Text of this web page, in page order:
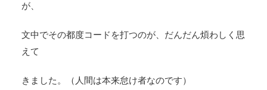
が、
文中でその都度コードを打つのが、だんだん煩わしく思
えて
きました。（人間は本来怠け者なのです）